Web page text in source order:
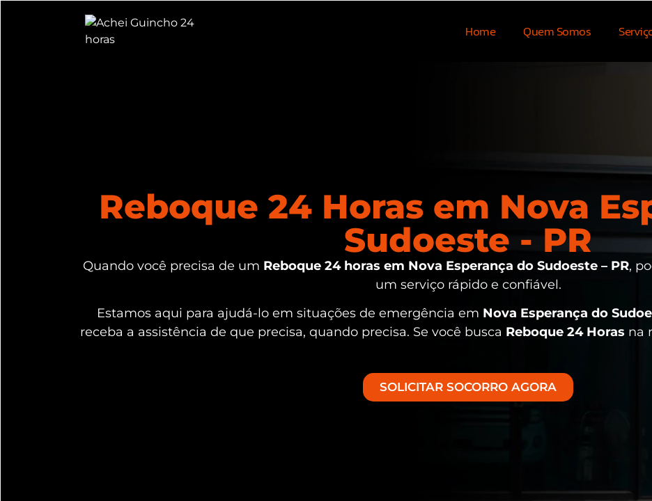
Home Quem Somos
Reboque 24 Horas em Nova
Sudoeste - PR
Quando você precisa de um Reboque 24 horas em Nova Esperança do Sudoeste – PR,
um serviço rápido e confiável.
Estamos aqui para ajudá-lo em situações de emergência em Nova Esperança do
receba a assistência de que precisa, quando precisa. Se você busca Reboque 24 Horas na
SOLICITAR SOCORRO AGORA